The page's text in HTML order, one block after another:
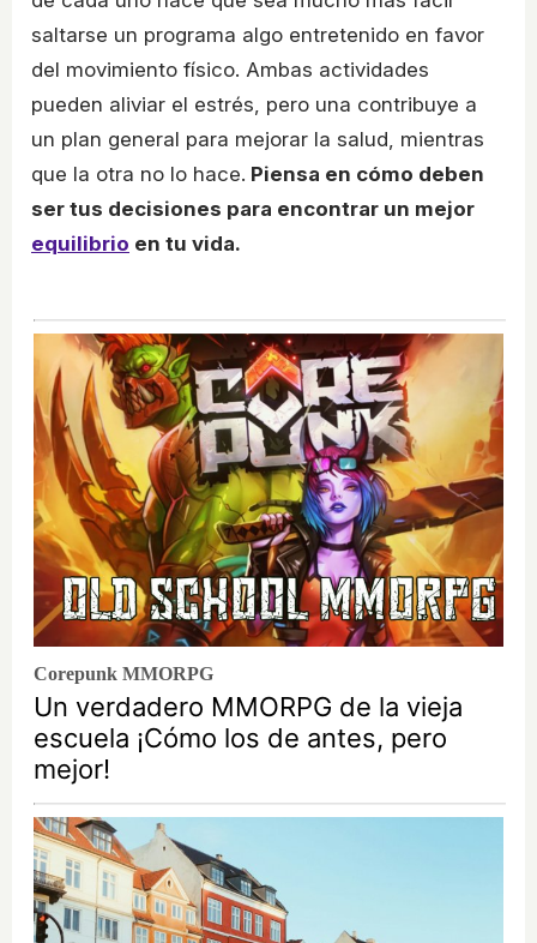
saltarse un programa algo entretenido en favor
del movimiento físico. Ambas actividades
pueden aliviar el estrés, pero una contribuye a
un plan general para mejorar la salud, mientras
que la otra no lo hace. Piensa en cómo deben
ser tus decisiones para encontrar un mejor
equilibrio en tu vida.
Corepunk MMORPG
Un verdadero MMORPG de la vieja
escuela ¡Cómo los de antes, pero
mejor!